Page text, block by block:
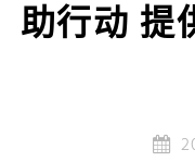
助行动 提